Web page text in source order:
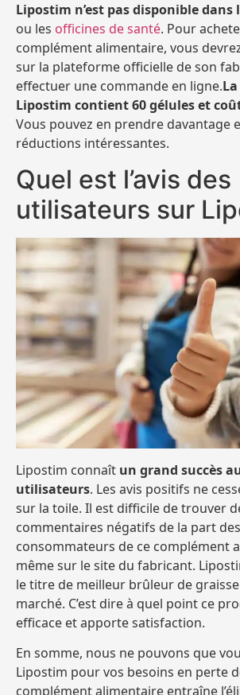
Lipostim n’est pas disponible dans
ou les officines de santé. Pour
complément alimentaire, vous
sur la plateforme officielle de son
effectuer une commande en ligne.
Lipostim contient 60 gélules et
Vous pouvez en prendre davantage
réductions intéressantes.
Quel est l’avis des
utilisateurs sur
Lipostim connaît un grand succès
utilisateurs. Les avis positifs ne
sur la toile. Il est difficile de trouver
commentaires négatifs de la part des
consommateurs de ce complément
même sur le site du fabricant.
le titre de meilleur brûleur de
marché. C’est dire à quel point ce
efficace et apporte satisfaction.
En somme, nous ne pouvons que
Lipostim pour vos besoins en perte
complément alimentaire entraîne